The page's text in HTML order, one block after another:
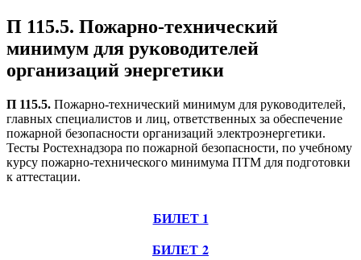
П 115.5. Пожарно-технический
минимум для руководителей
организаций энергетики
П 115.5. Пожарно-технический минимум для руководителей,
главных специалистов и лиц, ответственных за обеспечение
пожарной безопасности организаций электроэнергетики.
Тесты Ростехнадзора по пожарной безопасности, по учебному
курсу пожарно-технического минимума ПТМ для подготовки
к аттестации.
БИЛЕТ 1
БИЛЕТ 2